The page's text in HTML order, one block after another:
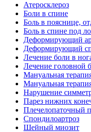
Атеросклероз
Боли в спине
Боль в пояснице,
Боль в спине под
Деформирующий
Деформирующий
Лечение боли в
Лечение головной
Мануальная
Мануальная
Нарушение
Парез нижних
Плечелопаточный
Спондилоартроз
Шейный миозит